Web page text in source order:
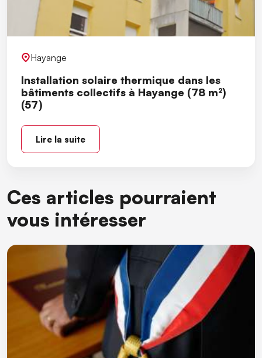
Hayange
Installation solaire thermique dans les
bâtiments collectifs à Hayange (78 m²)
(57)
Lire la suite
Ces articles pourraient
vous intéresser